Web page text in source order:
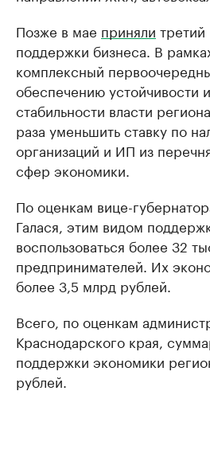
Позже в мае приняли
поддержки бизнеса. В
комплексный
обеспечению устойчивости
стабильности власти
раза уменьшить ставку по
организаций и ИП из
сфер экономики.
По оценкам вице-
Галася, этим видом
воспользоваться более 32
предпринимателей. Их
более 3,5 млрд рублей.
Всего, по оценкам
Краснодарского края,
поддержки экономики
рублей.